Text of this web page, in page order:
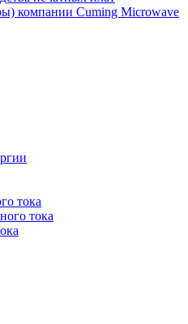
компании Cuming Microwave
тока
тока